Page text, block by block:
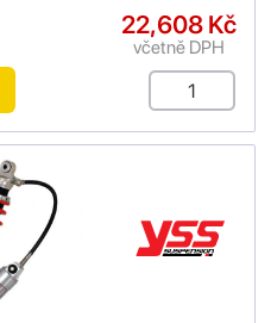
22,608 Kč
včetně DPH